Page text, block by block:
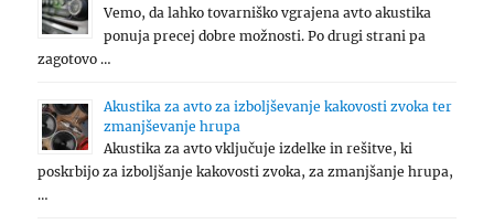
Vemo, da lahko tovarniško vgrajena avto akustika
ponuja precej dobre možnosti. Po drugi strani pa
zagotovo …
Akustika za avto za izboljševanje kakovosti zvoka ter
zmanjševanje hrupa
Akustika za avto vključuje izdelke in rešitve, ki
poskrbijo za izboljšanje kakovosti zvoka, za zmanjšanje hrupa,
…